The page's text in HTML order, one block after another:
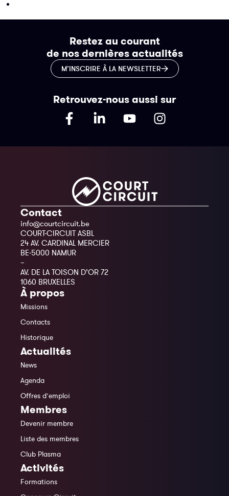
Restez au courant
de nos dernières actualités
M’INSCRIRE À LA NEWSLETTER
Retrouvez-nous aussi sur
Contact
info@courtcircuit.be
COURT-CIRCUIT ASBL
24 AV. CARDINAL MERCIER
BE-5000 NAMUR
–
AV. DE LA TOISON D’OR 72
1060 BRUXELLES
À propos
Missions
Contacts
Historique
Actualités
News
Agenda
Offres d’emploi
Membres
Devenir membre
Liste des membres
Club Plasma
Activités
Formations